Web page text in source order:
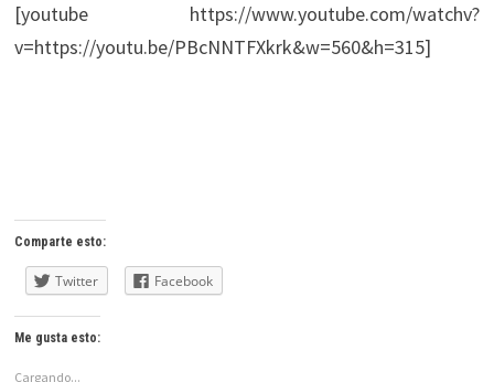
[youtube https://www.youtube.com/watchv?
v=https://youtu.be/PBcNNTFXkrk&w=560&h=315]
Comparte esto:
Twitter Facebook
Me gusta esto:
Cargando...